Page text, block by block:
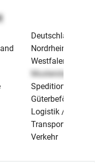
Deutschland
Nordrhein-
Westfalen
Musterstadt
Speditionen /
Güterbeförderung
Logistik /
Transport &
Verkehr